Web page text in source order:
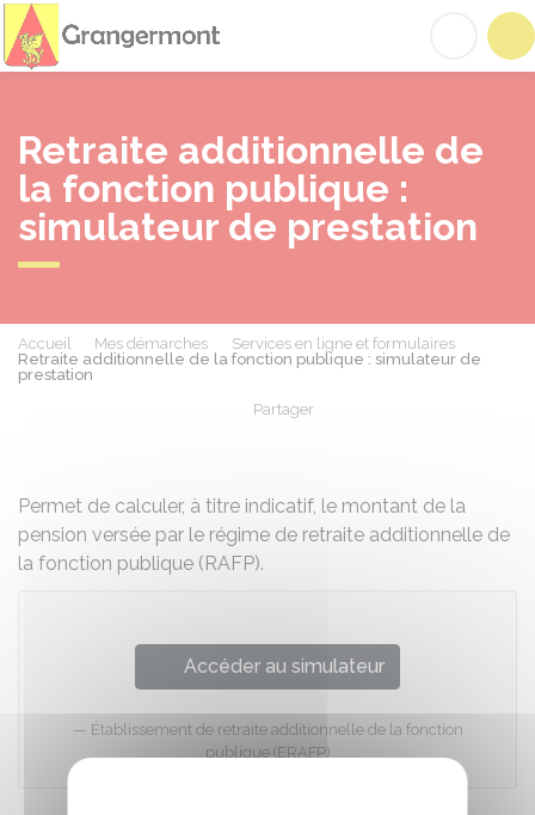
Retraite additionnelle de
la fonction publique :
simulateur de prestation
Accueil Mes démarches
Services en ligne et formulaires
Retraite additionnelle de la fonction publique : simulateur de
prestation
Partager
Permet de calculer, à titre indicatif, le montant de la
pension versée par le régime de retraite additionnelle de
la fonction publique (RAFP).
Accéder au simulateur
Établissement de retraite additionnelle de la fonction
publique (ERAFP)